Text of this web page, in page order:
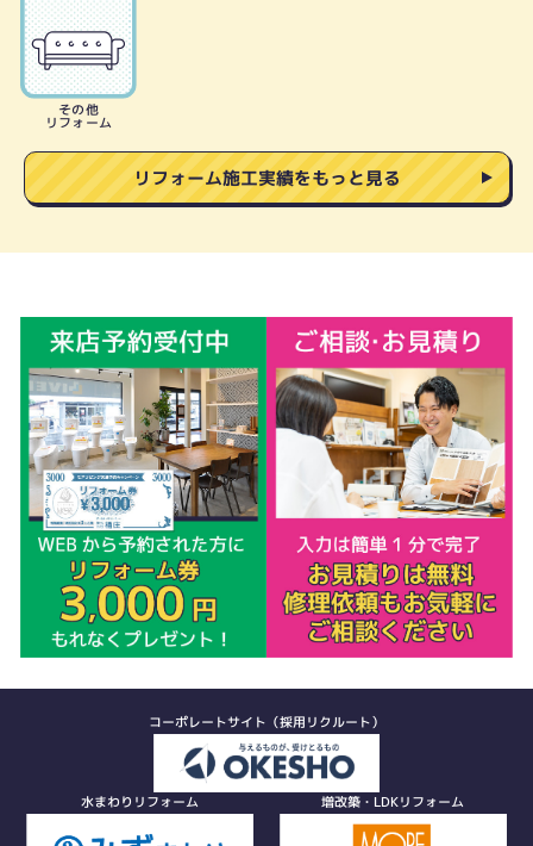
その他
リフォーム
リフォーム施工実績をもっと見る
コーポレートサイト（採用リクルート）
水まわりリフォーム 増改築・LDKリフォーム